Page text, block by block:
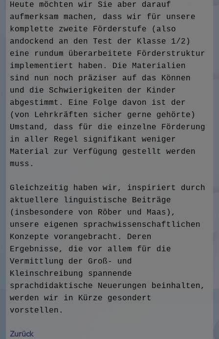
Heute möchten wir Sie aber darauf
aufmerksam machen, dass wir für unsere
komplette zweite Förderstufe (also
andockend an den Test der Klasse 1/2)
eine rundum überarbeitete Förderstruktur
implementiert haben. Die Materialien
sind nun noch präziser auf das Können
und die Schwierigkeiten der Kinder
abgestimmt. Eine Folge davon ist der
(von Lehrkräften sicher gerne gehörte)
Umstand, dass für die einzelne Förderung
in aller Regel signifikant weniger
Material zur Verfügung gestellt werden
muss.
Gleichzeitig haben wir, inspiriert durch
aktuellere linguistische Beiträge
(insbesondere von Röber und Maas),
unsere eigenen sprachwissenschaftlichen
Konzepte vorangebracht. Deren
Ergebnisse, die vor allem für die
Vermittlung der Groß- und
Kleinschreibung spannende
sprachdidaktische Neuerungen beinhalten,
werden wir in Kürze gesondert
vorstellen.
Zurück